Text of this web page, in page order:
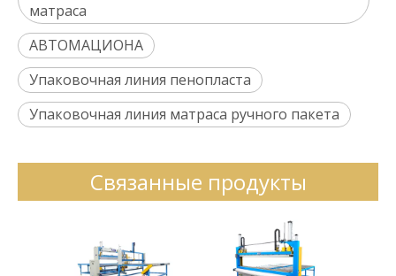
матраса
АВТОМАЦИОНА
Упаковочная линия пенопласта
Упаковочная линия матраса ручного пакета
Связанные продукты